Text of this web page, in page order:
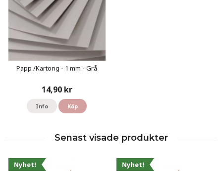
Papp /Kartong - 1 mm - Grå
14,90 kr
Info Köp
Senast visade produkter
Nyhet! Nyhet!